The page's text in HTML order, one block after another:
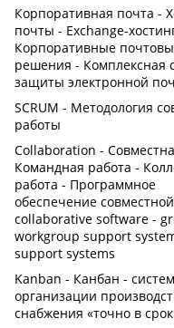
Корпоративная почта -
почты - Exchange-
Корпоративные
решения - Комплексная
защиты электронной
SCRUM - Методология
работы
Collaboration -
Командная работа -
работа - Программное
обеспечение
collaborative software -
workgroup support
support systems
Kanban - Канбан -
организации
снабжения «точно в